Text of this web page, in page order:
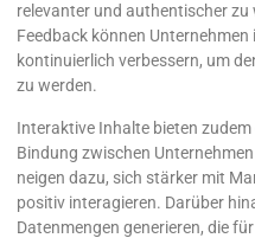
relevanter und authentischer zu
Feedback können
kontinuierlich verbessern, um
zu werden.
Interaktive Inhalte bieten
Bindung zwischen
neigen dazu, sich stärker mit
positiv interagieren. Darüber
Datenmengen generieren, die